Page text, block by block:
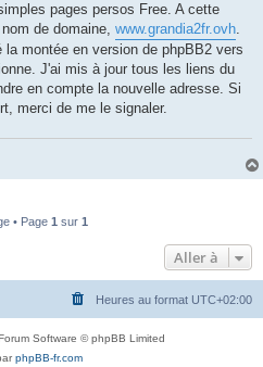
pages persos Free. A cette
de domaine, www.grandia2fr.ovh.
montée en version de phpBB2 vers
J'ai mis à jour tous les liens du
en compte la nouvelle adresse. Si
merci de me le signaler.
• Page 1 sur 1
Aller à
Heures au format UTC+02:00
Software © phpBB Limited
phpBB-fr.com